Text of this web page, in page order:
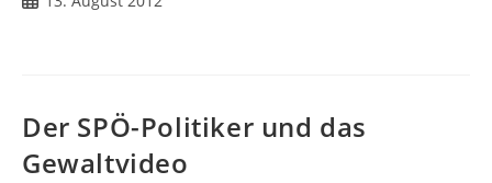
Der SPÖ-Politiker und das
Gewaltvideo